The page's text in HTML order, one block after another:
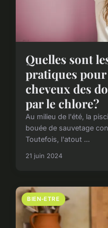
Quelles sont
pratiques
cheveux des
par le chlore?
Au milieu de l'été, la
bouée de sauvetage
Toutefois, l'atout ...
21 juin 2024
BIEN-ETRE